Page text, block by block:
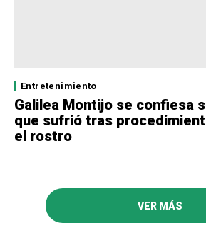
Entretenimiento
Galilea Montijo se confiesa
que sufrió tras
el rostro
VER MÁS